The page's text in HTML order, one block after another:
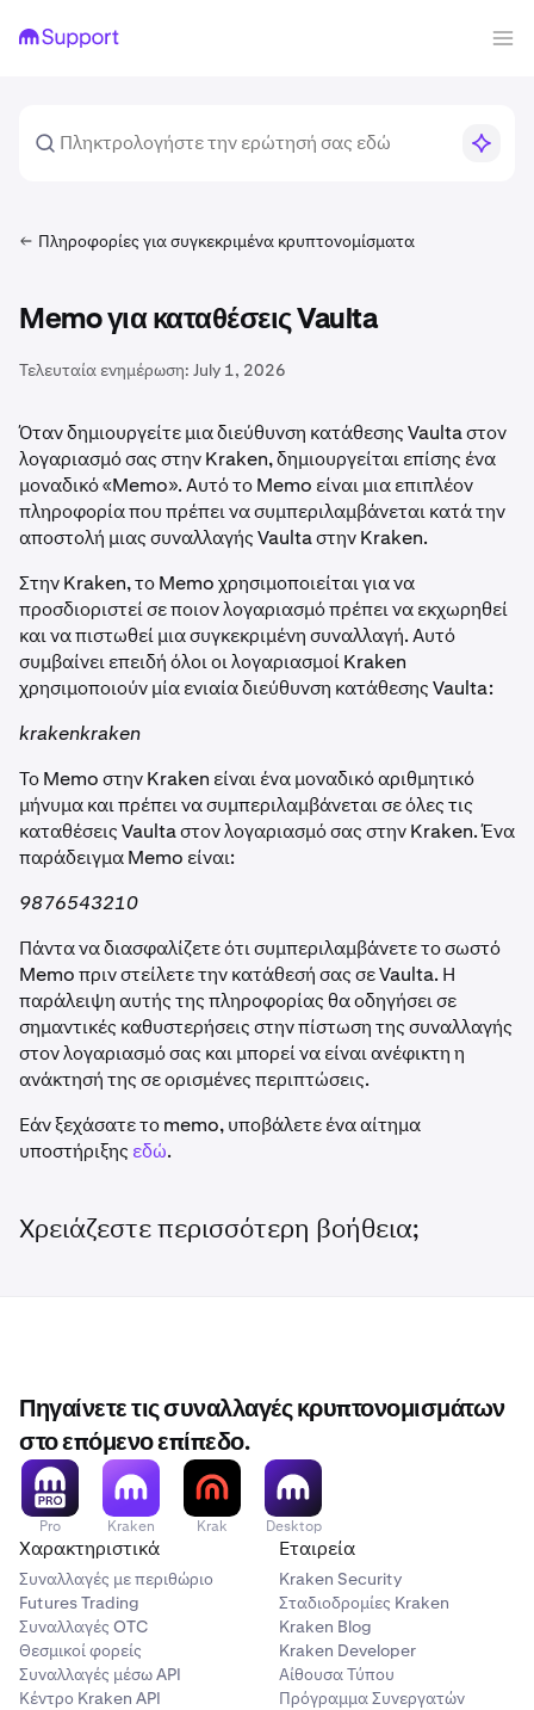
Πληροφορίες για συγκεκριμένα κρυπτονομίσματα
Memo για καταθέσεις Vaulta
Τελευταία ενημέρωση: July 1, 2026
Όταν δημιουργείτε μια διεύθυνση κατάθεσης Vaulta στον
λογαριασμό σας στην Kraken, δημιουργείται επίσης ένα
μοναδικό «Memo». Αυτό το Memo είναι μια επιπλέον
πληροφορία που πρέπει να συμπεριλαμβάνεται κατά την
αποστολή μιας συναλλαγής Vaulta στην Kraken.
Στην Kraken, το Memo χρησιμοποιείται για να
προσδιοριστεί σε ποιον λογαριασμό πρέπει να εκχωρηθεί
και να πιστωθεί μια συγκεκριμένη συναλλαγή. Αυτό
συμβαίνει επειδή όλοι οι λογαριασμοί Kraken
χρησιμοποιούν μία ενιαία διεύθυνση κατάθεσης Vaulta:
krakenkraken
Το Memo στην Kraken είναι ένα μοναδικό αριθμητικό
μήνυμα και πρέπει να συμπεριλαμβάνεται σε όλες τις
καταθέσεις Vaulta στον λογαριασμό σας στην Kraken. Ένα
παράδειγμα Memo είναι:
9876543210
Πάντα να διασφαλίζετε ότι συμπεριλαμβάνετε το σωστό
Memo πριν στείλετε την κατάθεσή σας σε Vaulta. Η
παράλειψη αυτής της πληροφορίας θα οδηγήσει σε
σημαντικές καθυστερήσεις στην πίστωση της συναλλαγής
στον λογαριασμό σας και μπορεί να είναι ανέφικτη η
ανάκτησή της σε ορισμένες περιπτώσεις.
Εάν ξεχάσατε το memo, υποβάλετε ένα αίτημα
υποστήριξης εδώ.
Χρειάζεστε περισσότερη βοήθεια;
Πηγαίνετε τις συναλλαγές κρυπτονομισμάτων
στο επόμενο επίπεδο.
Pro Kraken Krak Desktop
Χαρακτηριστικά
Συναλλαγές με περιθώριο
Futures Trading
Συναλλαγές OTC
Θεσμικοί φορείς
Συναλλαγές μέσω API
Κέντρο Kraken API
Εταιρεία
Kraken Security
Σταδιοδρομίες Kraken
Kraken Blog
Kraken Developer
Αίθουσα Τύπου
Πρόγραμμα Συνεργατών